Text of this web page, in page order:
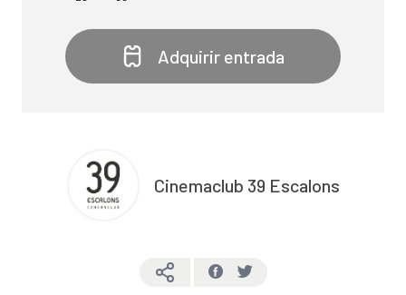
Adquirir entrada
Cinemaclub 39 Escalons